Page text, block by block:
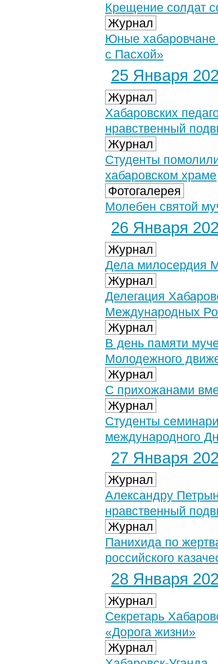
Крещение солдат
Журнал
Юные хабаровчане
с Пасхой»
25 Января
Журнал
Хабаровских
нравственный
Журнал
Студенты
хабаровском храме
Фотогалерея
Молебен святой
26 Января
Журнал
Дела милосердия
Журнал
Делегация
Международных
Журнал
В день памяти
Молодежного
Журнал
С прихожанами
Журнал
Студенты
международного
27 Января
Журнал
Александру
нравственный
Журнал
Панихида по
российского
28 Января
Журнал
Секретарь
«Дорога жизни»
Журнал